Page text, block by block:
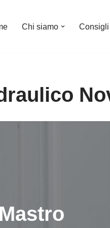
Chi siamo Consigli